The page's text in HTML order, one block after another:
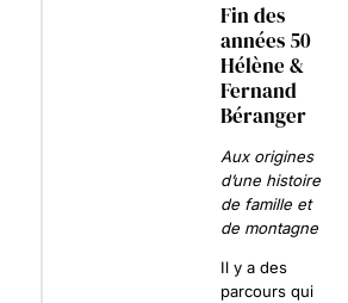
Fin des
années 50
Hélène &
Fernand
Béranger
Aux origines
d’une histoire
de famille et
de montagne
Il y a des
parcours qui